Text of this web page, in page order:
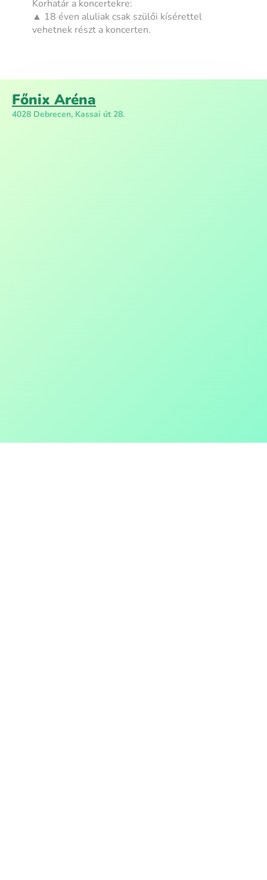
Korhatár a koncertekre:
▲ 18 éven aluliak csak szülői kísérettel
vehetnek részt a koncerten.
Főnix Aréna
4028 Debrecen, Kassai út 28.